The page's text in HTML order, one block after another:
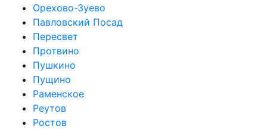
Орехово-Зуево
Павловский Посад
Пересвет
Протвино
Пушкино
Пущино
Раменское
Реутов
Ростов